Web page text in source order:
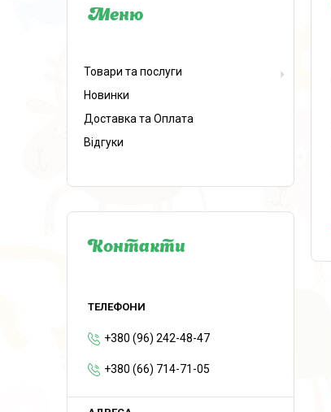
Товари та послуги
Новинки
Доставка та Оплата
Відгуки
Контакти
+380 (96) 242-48-47
+380 (66) 714-71-05